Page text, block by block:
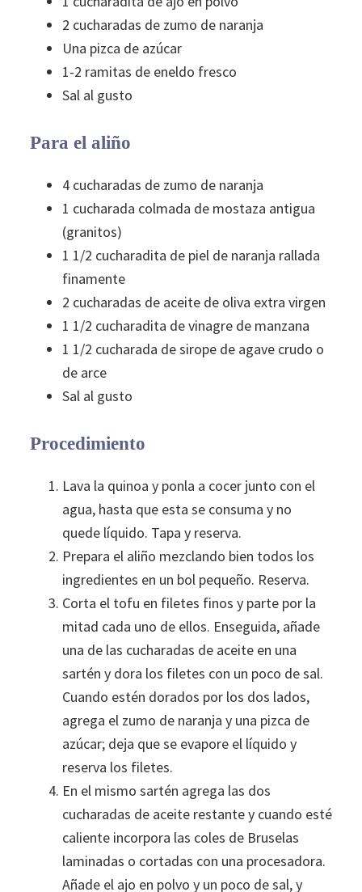
2 cucharadas de zumo de naranja
Una pizca de azúcar
1-2 ramitas de eneldo fresco
Sal al gusto
Para el aliño
4 cucharadas de zumo de naranja
1 cucharada colmada de mostaza antigua
(granitos)
1 1/2 cucharadita de piel de naranja rallada
finamente
2 cucharadas de aceite de oliva extra virgen
1 1/2 cucharadita de vinagre de manzana
1 1/2 cucharada de sirope de agave crudo o
de arce
Sal al gusto
Procedimiento
Lava la quinoa y ponla a cocer junto con el
agua, hasta que esta se consuma y no
quede líquido. Tapa y reserva.
Prepara el aliño mezclando bien todos los
ingredientes en un bol pequeño. Reserva.
Corta el tofu en filetes finos y parte por la
mitad cada uno de ellos. Enseguida, añade
una de las cucharadas de aceite en una
sartén y dora los filetes con un poco de sal.
Cuando estén dorados por los dos lados,
agrega el zumo de naranja y una pizca de
azúcar; deja que se evapore el líquido y
reserva los filetes.
En el mismo sartén agrega las dos
cucharadas de aceite restante y cuando esté
caliente incorpora las coles de Bruselas
laminadas o cortadas con una procesadora.
Añade el ajo en polvo y un poco de sal, y